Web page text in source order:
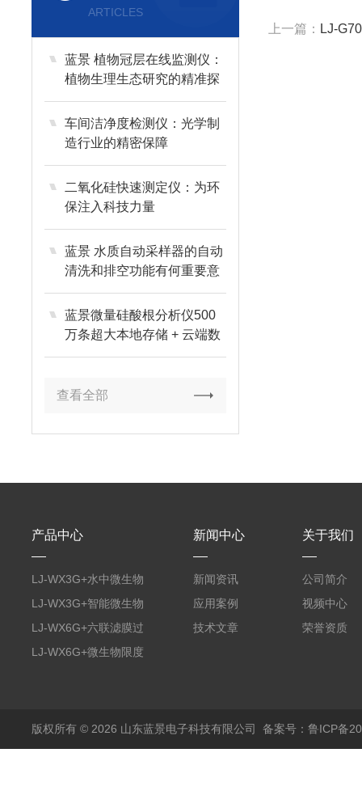
ARTICLES
蓝景 植物冠层在线监测仪：
植物生理生态研究的精准探
针
车间洁净度检测仪：光学制
造行业的精密保障
二氧化硅快速测定仪：为环
保注入科技力量
蓝景 水质自动采样器的自动
清洗和排空功能有何重要意
义？
蓝景微量硅酸根分析仪500
万条超大本地存储 + 云端数
据平台双备份
查看全部
上一篇： LJ-
产品中心
LJ-WX3G+水中微生物
膜过滤装置
LJ-WX3G+智能微生物
限度仪
LJ-WX6G+六联滤膜过
滤器
LJ-WX6G+微生物限度
新闻中心
新闻资讯
应用案例
技术文章
关于我们
公司简介
视频中心
荣誉资质
版权所有 © 2026 山东蓝景电子科技有限公司 备案号：鲁ICP备